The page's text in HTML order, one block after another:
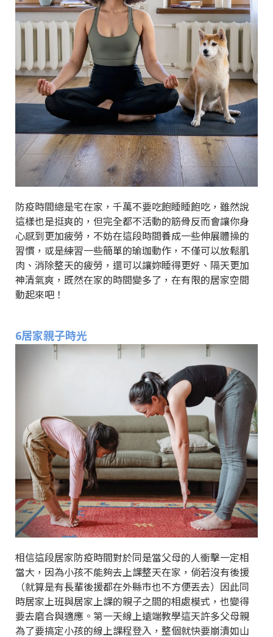
防疫時間總是宅在家，千萬不要吃飽睡睡飽吃，雖然說
這樣也是挺爽的，但完全都不活動的筋骨反而會讓你身
心感到更加疲勞，不妨在這段時間養成一些伸展體操的
習慣，或是練習一些簡單的瑜珈動作，不僅可以放鬆肌
肉、消除整天的疲勞，還可以讓妳睡得更好、隔天更加
神清氣爽，既然在家的時間變多了，在有限的居家空間
動起來吧！
6居家親子時光
相信這段居家防疫時間對於同是當父母的人衝擊一定相
當大，因為小孩不能夠去上課整天在家，倘若沒有後援
（就算是有長輩後援都在外縣市也不方便丟去）因此同
時居家上班與居家上課的親子之間的相處模式，也變得
要去磨合與適應。第一天線上遠端教學這天許多父母親
為了要搞定小孩的線上課程登入，整個就快要崩潰如山